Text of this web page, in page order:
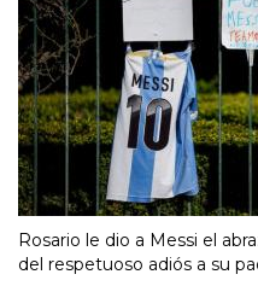
Rosario le dio a Messi el
del respetuoso adiós a su